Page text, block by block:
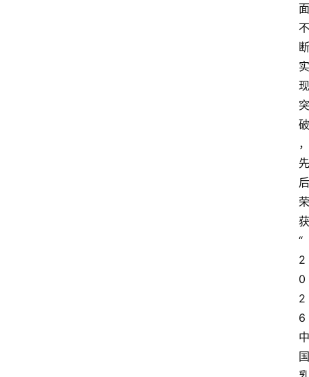
面
不
断
实
现
突
破
，
先
后
荣
获
“
2
0
2
6
中
国